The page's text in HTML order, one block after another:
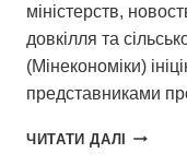
міністерств,
довкілля та
(Мінекономіки)
представниками
ЧИТАТИ ДАЛІ